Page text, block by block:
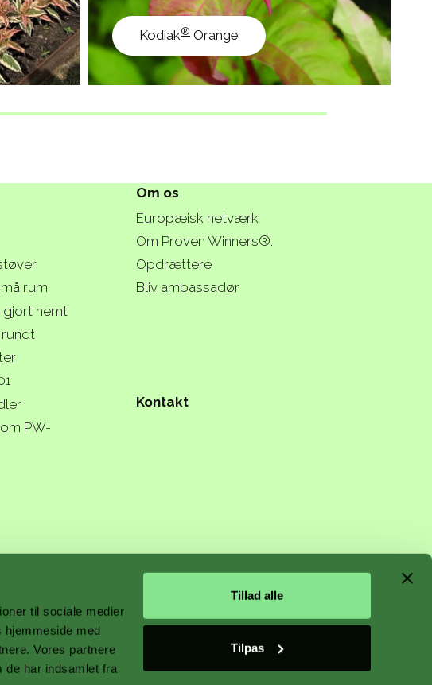
til sociale medier
hjemmeside med
Vores partnere
de har indsamlet fra
Tillad alle
Tilpas
Kodiak® Orange
rum
nemt
Om os
Europæisk netværk
Om Proven Winners®.
Opdrættere
Bliv ambassadør
PW-
Kontakt
starts